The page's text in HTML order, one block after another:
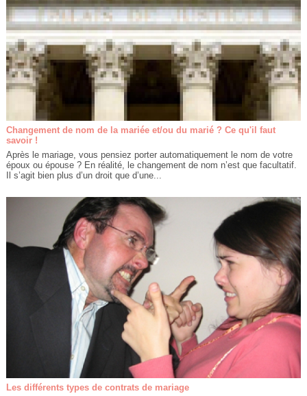
Changement de nom de la mariée et/ou du marié ? Ce qu'il faut
savoir !
Après le mariage, vous pensiez porter automatiquement le nom de votre
époux ou épouse ? En réalité, le changement de nom n’est que facultatif.
Il s’agit bien plus d’un droit que d’une...
Les différents types de contrats de mariage